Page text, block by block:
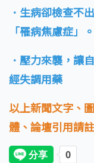
．生病卻檢查不
「罹病焦慮症」。
．壓力來襲，讓
經失調用藥
以上新聞文字、
體、論壇引用請